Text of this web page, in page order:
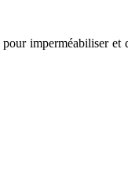
pour imperméabiliser et